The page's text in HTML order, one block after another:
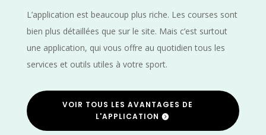
L’application est beaucoup plus riche. Les courses sont
bien plus détaillées que sur le site. Mais c’est surtout
une application, qui vous offre au quotidien tous les
services et outils utiles à votre sport.
VOIR TOUS LES AVANTAGES DE
L'APPLICATION